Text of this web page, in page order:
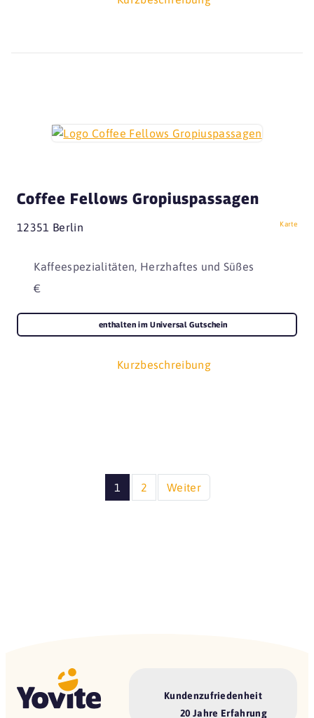
Coffee Fellows Gropiuspassagen
12351 Berlin Karte
Kaffeespezialitäten, Herzhaftes und Süßes
€
Kurzbeschreibung
enthalten im Universal Gutschein
1 2 Weiter
Kundenzufriedenheit
20 Jahre Erfahrung